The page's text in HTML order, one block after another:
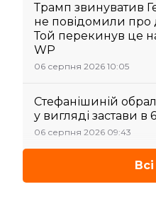
Трамп звинуватив
не повідомили про
Той перекинув це
WP
06 серпня 2026 10:05
Стефанішиній
у вигляді застави в
06 серпня 2026 09:43